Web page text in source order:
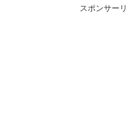
スポンサー